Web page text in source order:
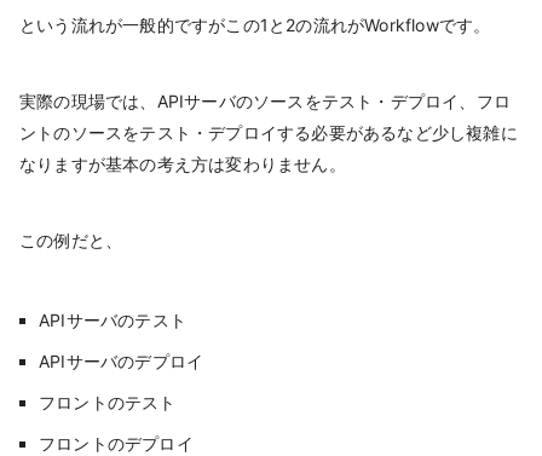
という流れが一般的ですがこの1と2の流れがWorkflowです。
実際の現場では、APIサーバのソースをテスト・デプロイ、フロ
ントのソースをテスト・デプロイする必要があるなど少し複雑に
なりますが基本の考え方は変わりません。
この例だと、
APIサーバのテスト
APIサーバのデプロイ
フロントのテスト
フロントのデプロイ